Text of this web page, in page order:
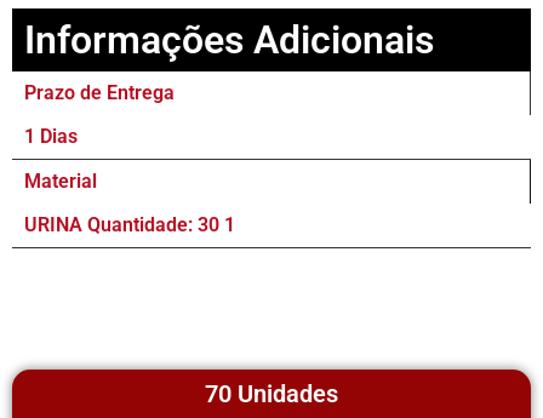
Informações Adicionais
Prazo de Entrega
1 Dias
Material
URINA Quantidade: 30 1
70 Unidades